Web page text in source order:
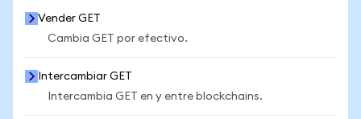
Vender GET
Cambia GET por efectivo.
Intercambiar GET
Intercambia GET en y entre blockchains.